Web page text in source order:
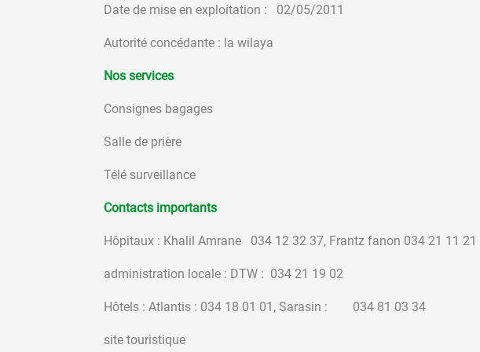
Date de mise en exploitation : 02/05/2011
Autorité concédante : la wilaya
Nos services
Consignes bagages
Salle de prière
Télé surveillance
Contacts importants
Hôpitaux : Khalil Amrane 034 12 32 37, Frantz fanon 034 21 11 21
administration locale : DTW : 034 21 19 02
Hôtels : Atlantis : 034 18 01 01, Sarasin : 034 81 03 34
site touristique